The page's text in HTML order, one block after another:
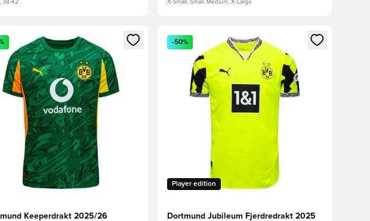
38-42 X-Small, Small, Medium, X-Large
som medlem
en Modal for å logge inn eller registrere deg som medlem
Keeperdrakt 2025/26
Åpner en Modal for å logge inn eller registrere
Player edition
-50%
Dortmund Jubileum Fjerdredrakt 2025